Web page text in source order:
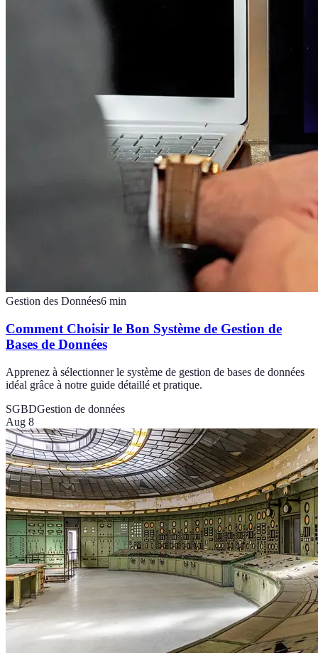
Gestion des Données6 min
Comment Choisir le Bon Système de Gestion de
Bases de Données
Apprenez à sélectionner le système de gestion de bases de données
idéal grâce à notre guide détaillé et pratique.
SGBDGestion de données
Aug 8